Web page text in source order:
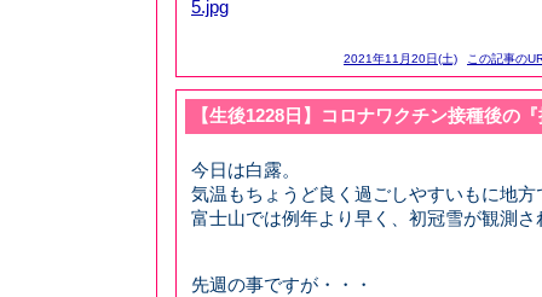
2021年11月20日(土) この記事の
【生後1228日】コロナワクチン接種後の
今日は白露。
気温もちょうど良く過ごしやすいもに地方
富士山では例年より早く、初冠雪が観測
先週の事ですが・・・